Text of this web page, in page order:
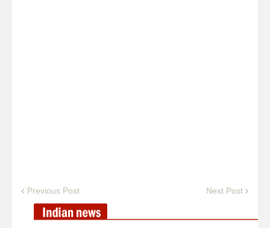
Previous Post Next Post